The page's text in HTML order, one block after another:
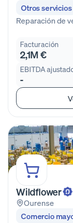
Otros servicios
Reparación de
Facturación
2,1M €
EBITDA
-
Wildflower
Ourense
Comercio